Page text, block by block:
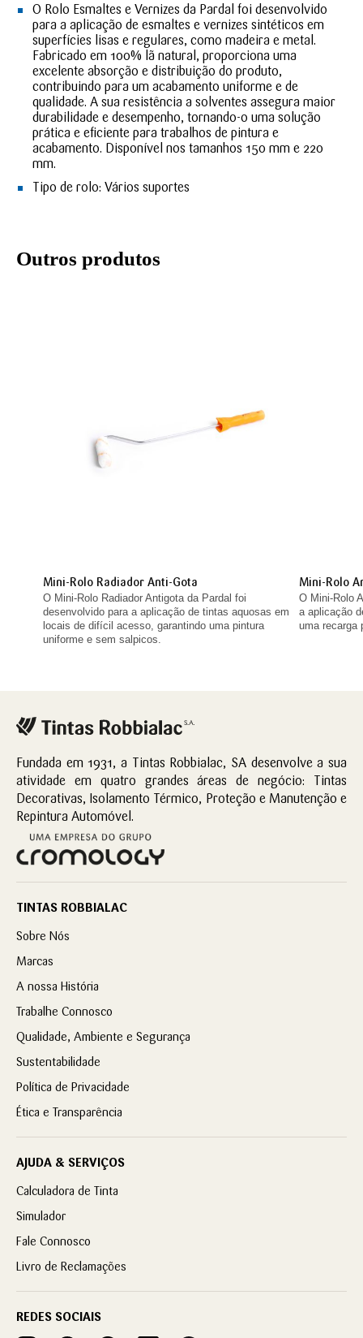
O Rolo Esmaltes e Vernizes da Pardal foi desenvolvido
para a aplicação de esmaltes e vernizes sintéticos em
superfícies lisas e regulares, como madeira e metal.
Fabricado em 100% lã natural, proporciona uma
excelente absorção e distribuição do produto,
contribuindo para um acabamento uniforme e de
qualidade. A sua resistência a solventes assegura maior
durabilidade e desempenho, tornando-o uma solução
prática e eficiente para trabalhos de pintura e
acabamento. Disponível nos tamanhos 150 mm e 220
mm.
Tipo de rolo: Vários suportes
Outros produtos
Mini-Rolo Radiador Anti-Gota
O Mini-Rolo Radiador Antigota da Pardal foi
desenvolvido para a aplicação de tintas aquosas em
locais de difícil acesso, garantindo uma pintura
uniforme e sem salpicos.
Mini-Rolo
O Mini-Rolo
a aplicação
uma recarga
Fundada em 1931, a Tintas Robbialac, SA desenvolve a sua
atividade em quatro grandes áreas de negócio: Tintas
Decorativas, Isolamento Térmico, Proteção e Manutenção e
Repintura Automóvel.
TINTAS ROBBIALAC
Sobre Nós
Marcas
A nossa História
Trabalhe Connosco
Qualidade, Ambiente e Segurança
Sustentabilidade
Política de Privacidade
Ética e Transparência
AJUDA & SERVIÇOS
Calculadora de Tinta
Simulador
Fale Connosco
Livro de Reclamações
REDES SOCIAIS